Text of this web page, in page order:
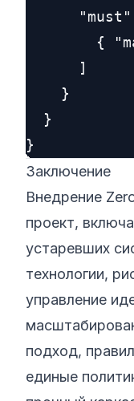
{
      ]
    }
  }
Заключение
Внедрение
проект,
устаревших
технологии,
управление
подход,
единые